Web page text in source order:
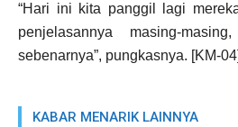
“Hari ini kita panggil lagi
penjelasannya masing-
sebenarnya”, pungkasnya. [KM-04]
KABAR MENARIK LAINNYA